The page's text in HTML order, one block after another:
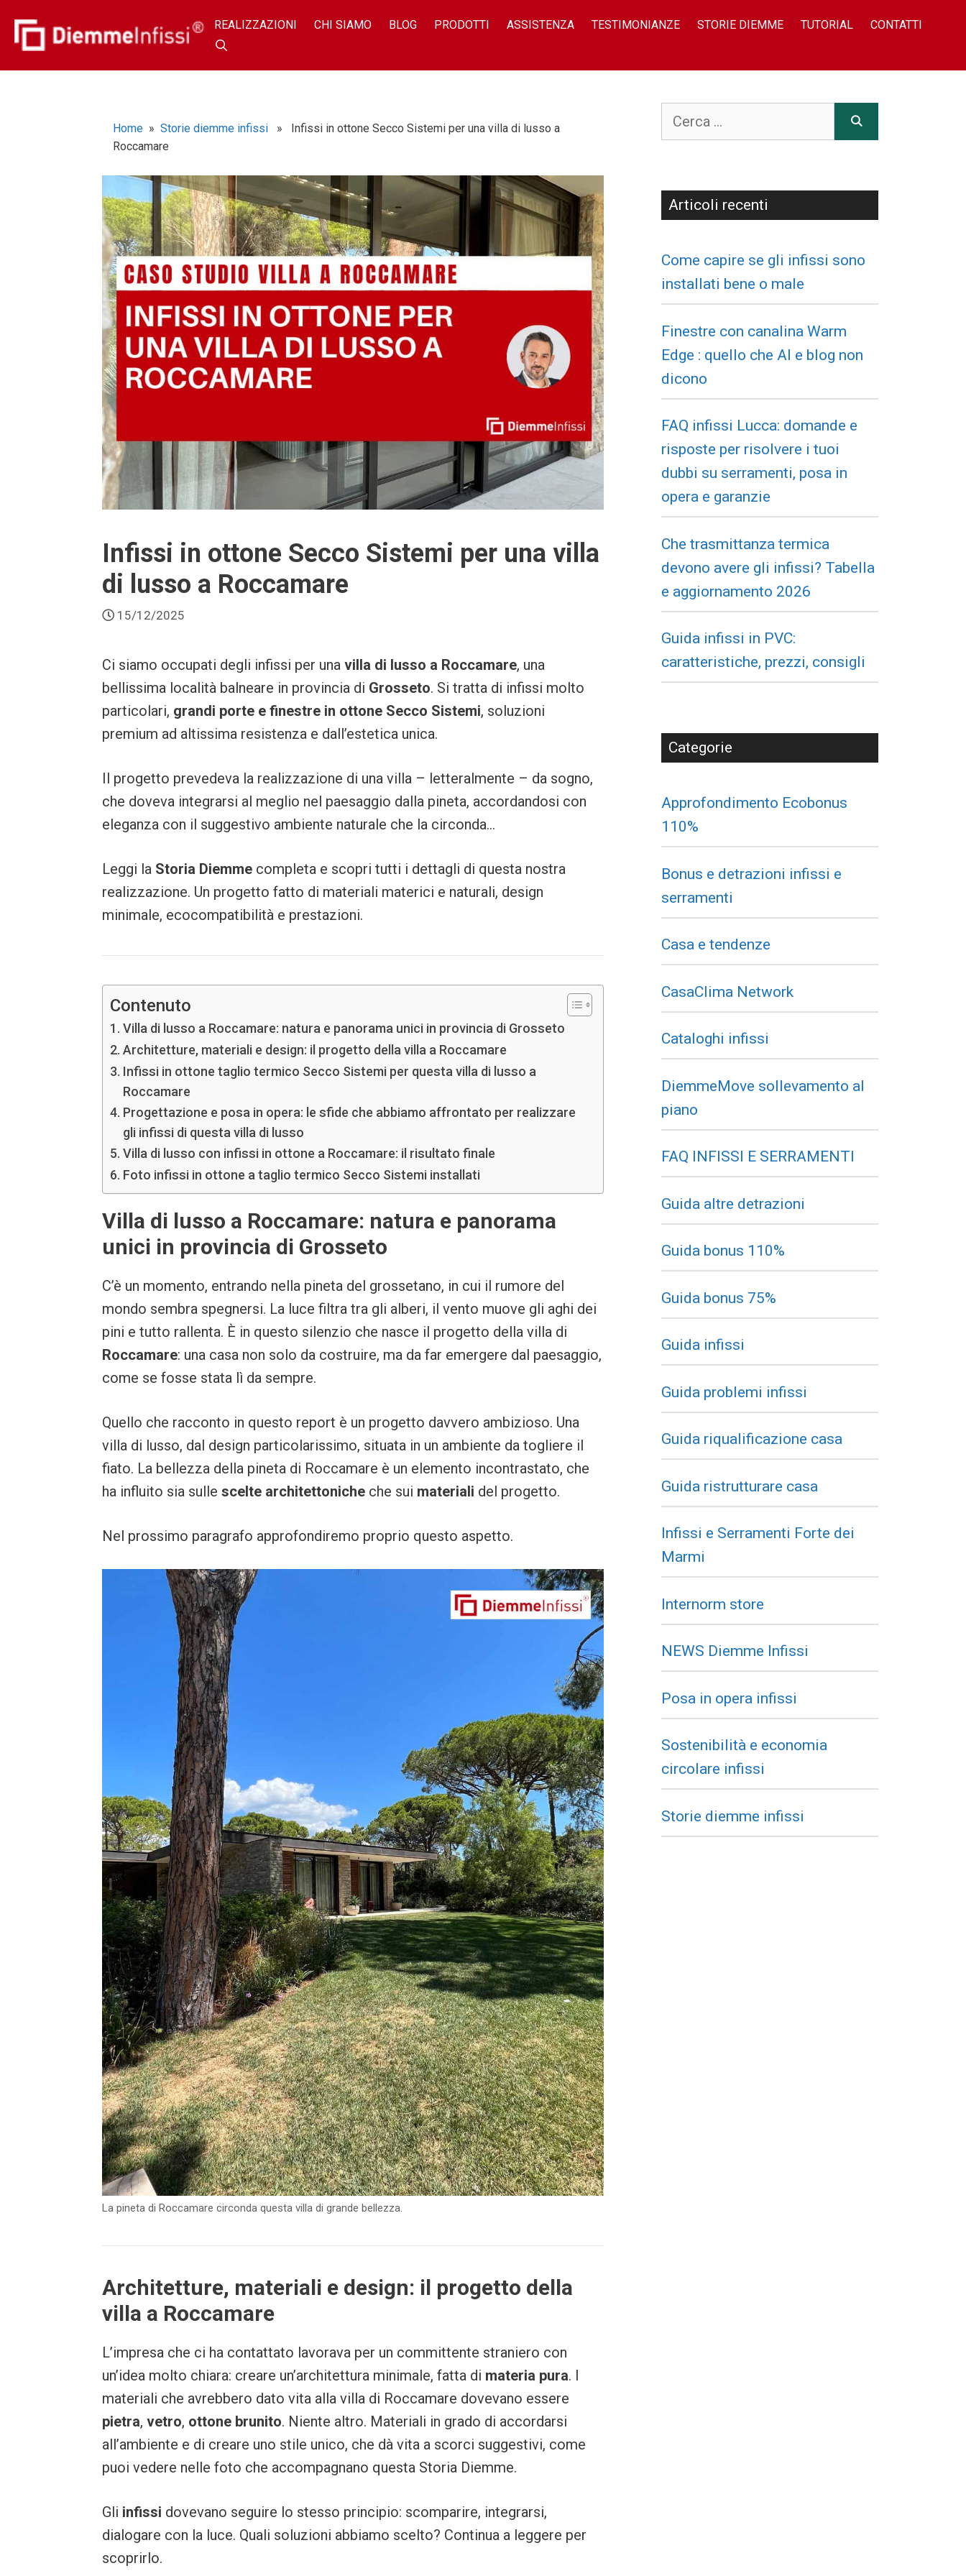
REALIZZAZIONI CHI SIAMO BLOG PRODOTTI ASSISTENZA TESTIMONIANZE STORIE DIEMME TUTORIAL CONTATTI
Home » Storie diemme infissi » Infissi in ottone Secco Sistemi per una villa di lusso a
Roccamare
Infissi in ottone Secco Sistemi per una villa
di lusso a Roccamare
15/12/2025
Ci siamo occupati degli infissi per una villa di lusso a Roccamare, una
bellissima località balneare in provincia di Grosseto. Si tratta di infissi molto
particolari, grandi porte e finestre in ottone Secco Sistemi, soluzioni
premium ad altissima resistenza e dall’estetica unica.
Il progetto prevedeva la realizzazione di una villa – letteralmente – da sogno,
che doveva integrarsi al meglio nel paesaggio dalla pineta, accordandosi con
eleganza con il suggestivo ambiente naturale che la circonda…
Leggi la Storia Diemme completa e scopri tutti i dettagli di questa nostra
realizzazione. Un progetto fatto di materiali materici e naturali, design
minimale, ecocompatibilità e prestazioni.
Contenuto
Villa di lusso a Roccamare: natura e panorama unici in provincia di Grosseto
Architetture, materiali e design: il progetto della villa a Roccamare
Infissi in ottone taglio termico Secco Sistemi per questa villa di lusso a
Roccamare
Progettazione e posa in opera: le sfide che abbiamo affrontato per realizzare
gli infissi di questa villa di lusso
Villa di lusso con infissi in ottone a Roccamare: il risultato finale
Foto infissi in ottone a taglio termico Secco Sistemi installati
Villa di lusso a Roccamare: natura e panorama
unici in provincia di Grosseto
C’è un momento, entrando nella pineta del grossetano, in cui il rumore del
mondo sembra spegnersi. La luce filtra tra gli alberi, il vento muove gli aghi dei
pini e tutto rallenta. È in questo silenzio che nasce il progetto della villa di
Roccamare: una casa non solo da costruire, ma da far emergere dal paesaggio,
come se fosse stata lì da sempre.
Quello che racconto in questo report è un progetto davvero ambizioso. Una
villa di lusso, dal design particolarissimo, situata in un ambiente da togliere il
fiato. La bellezza della pineta di Roccamare è un elemento incontrastato, che
ha influito sia sulle scelte architettoniche che sui materiali del progetto.
Nel prossimo paragrafo approfondiremo proprio questo aspetto.
La pineta di Roccamare circonda questa villa di grande bellezza.
Architetture, materiali e design: il progetto della
villa a Roccamare
L’impresa che ci ha contattato lavorava per un committente straniero con
un’idea molto chiara: creare un’architettura minimale, fatta di materia pura. I
materiali che avrebbero dato vita alla villa di Roccamare dovevano essere
pietra, vetro, ottone brunito. Niente altro. Materiali in grado di accordarsi
all’ambiente e di creare uno stile unico, che dà vita a scorci suggestivi, come
puoi vedere nelle foto che accompagnano questa Storia Diemme.
Gli infissi dovevano seguire lo stesso principio: scomparire, integrarsi,
dialogare con la luce. Quali soluzioni abbiamo scelto? Continua a leggere per
scoprirlo.
Articoli recenti
Come capire se gli infissi sono
installati bene o male
Finestre con canalina Warm
Edge : quello che AI e blog non
dicono
FAQ infissi Lucca: domande e
risposte per risolvere i tuoi
dubbi su serramenti, posa in
opera e garanzie
Che trasmittanza termica
devono avere gli infissi? Tabella
e aggiornamento 2026
Guida infissi in PVC:
caratteristiche, prezzi, consigli
Categorie
Approfondimento Ecobonus
110%
Bonus e detrazioni infissi e
serramenti
Casa e tendenze
CasaClima Network
Cataloghi infissi
DiemmeMove sollevamento al
piano
FAQ INFISSI E SERRAMENTI
Guida altre detrazioni
Guida bonus 110%
Guida bonus 75%
Guida infissi
Guida problemi infissi
Guida riqualificazione casa
Guida ristrutturare casa
Infissi e Serramenti Forte dei
Marmi
Internorm store
NEWS Diemme Infissi
Posa in opera infissi
Sostenibilità e economia
circolare infissi
Storie diemme infissi